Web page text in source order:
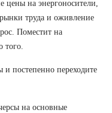
цены на энергоносители,
труда и оживление
Поместит на
того.
постепенно переходите
на основные